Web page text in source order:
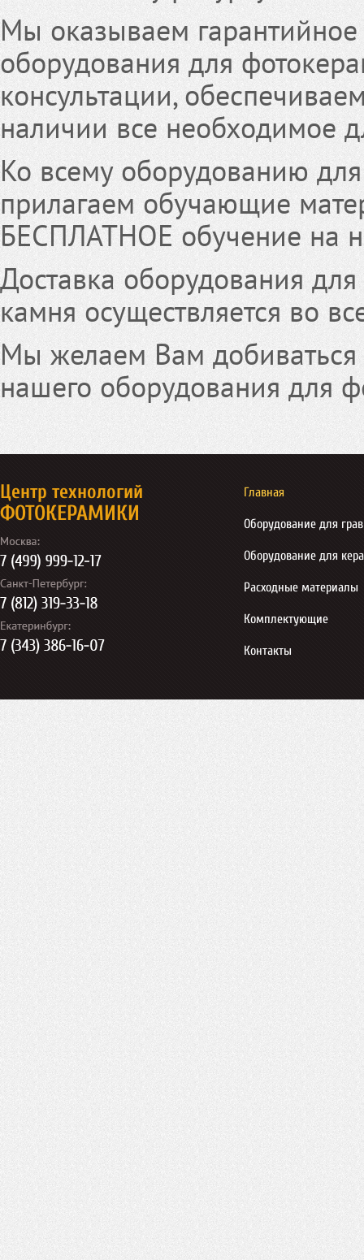
Мы оказываем
оборудования для
консультации,
наличии все необходимое
Ко всему оборудованию
прилагаем обучающие
БЕСПЛАТНОЕ обучение на
Доставка оборудования
камня осуществляется во
Мы желаем Вам добиваться
нашего оборудования для
Центр технологий
ФОТОКЕРАМИКИ
Главная
Оборудование для
Оборудование для
Расходные материалы
Комплектующие
Контакты